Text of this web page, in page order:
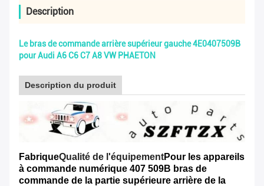
Description
Le bras de commande arrière supérieur gauche 4E0407509B
pour Audi A6 C6 C7 A8 VW PHAETON
Description du produit
FabriqueQualité de l'équipementPour les appareils
à commande numérique 407 509B bras de
commande de la partie supérieure arrière de la